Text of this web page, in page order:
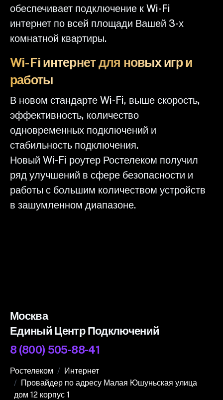
обеспечивает подключение к Wi-Fi
интернет по всей площади Вашей 3-х
комнатной квартиры.
Wi-Fi интернет для новых игр и
работы
В новом стандарте Wi-Fi, выше скорость,
эффективность, количество
одновременных подключений и
стабильность подключения.
Новый Wi-Fi роутер Ростелеком получил
ряд улучшений в сфере безопасности и
работы с большим количеством устройств
в зашумленном диапазоне.
Москва
Единый Центр Подключений
8 (800) 505-88-41
Ростелеком
Интернет
Провайдер по адресу Малая Юшуньская улица
дом 12 корпус 1